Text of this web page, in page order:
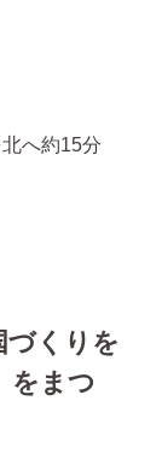
へ約15分
づくりを
をまつ